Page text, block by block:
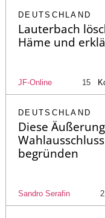
DEUTSCHLAND
Lauterbach
Häme und
JF-Online 15
DEUTSCHLAND
Diese
begründen
Sandro Serafin